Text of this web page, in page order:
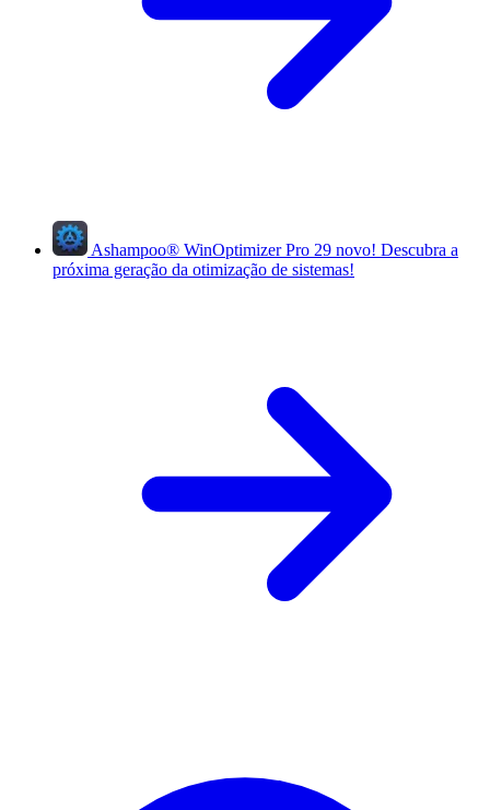
Ashampoo® WinOptimizer Pro 29 novo! Descubra a
próxima geração da otimização de sistemas!